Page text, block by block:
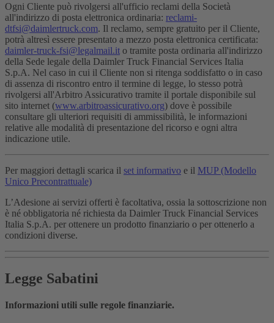
Ogni Cliente può rivolgersi all'ufficio reclami della Società
all'indirizzo di posta elettronica ordinaria: reclami-
dtfsi@daimlertruck.com. Il reclamo, sempre gratuito per il Cliente,
potrà altresì essere presentato a mezzo posta elettronica certificata:
daimler-truck-fsi@legalmail.it o tramite posta ordinaria all'indirizzo
della Sede legale della Daimler Truck Financial Services Italia
S.p.A. Nel caso in cui il Cliente non si ritenga soddisfatto o in caso
di assenza di riscontro entro il termine di legge, lo stesso potrà
rivolgersi all'Arbitro Assicurativo tramite il portale disponibile sul
sito internet (www.arbitroassicurativo.org) dove è possibile
consultare gli ulteriori requisiti di ammissibilità, le informazioni
relative alle modalità di presentazione del ricorso e ogni altra
indicazione utile.
Per maggiori dettagli scarica il set informativo e il MUP (Modello
Unico Precontrattuale)
L’Adesione ai servizi offerti è facoltativa, ossia la sottoscrizione non
è né obbligatoria né richiesta da Daimler Truck Financial Services
Italia S.p.A. per ottenere un prodotto finanziario o per ottenerlo a
condizioni diverse.
Legge Sabatini
Informazioni utili sulle regole finanziarie.